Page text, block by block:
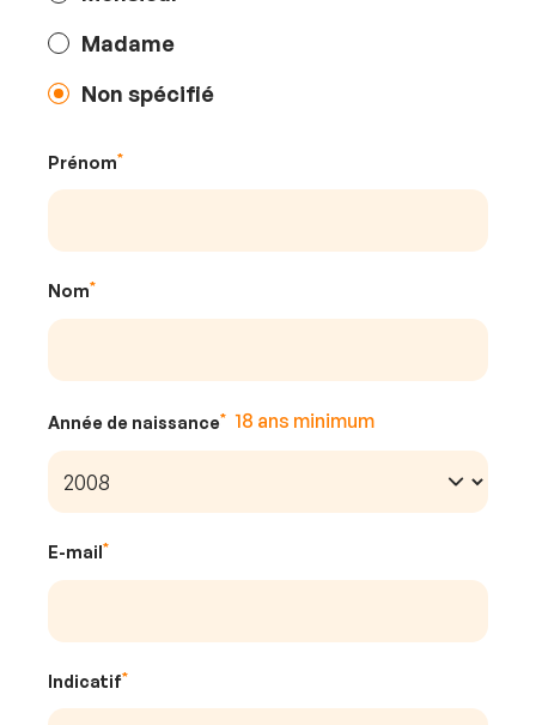
Madame
Non spécifié
Prénom
Nom
Année de naissance
E-mail
Indicatif